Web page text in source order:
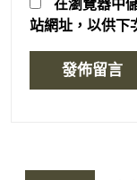
在瀏覽器中
站網址，以供下